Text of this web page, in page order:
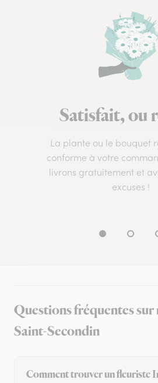
Satisfait, ou
La plante ou le bouquet
conforme à votre
livrons gratuitement et
excuses !
Questions fréquentes sur
Saint-Secondin
Comment trouver un fleuriste